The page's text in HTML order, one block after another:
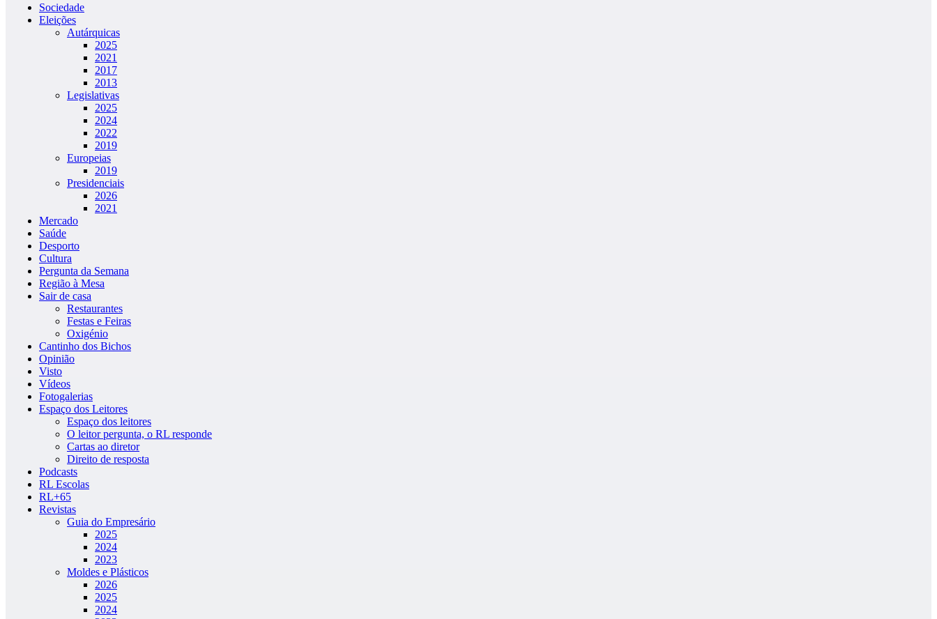
Sociedade
Eleições
Autárquicas
2025
2021
2017
2013
Legislativas
2025
2024
2022
2019
Europeias
2019
Presidenciais
2026
2021
Mercado
Saúde
Desporto
Cultura
Pergunta da Semana
Região à Mesa
Sair de casa
Restaurantes
Festas e Feiras
Oxigénio
Cantinho dos Bichos
Opinião
Visto
Vídeos
Fotogalerias
Espaço dos Leitores
Espaço dos leitores
O leitor pergunta, o RL responde
Cartas ao diretor
Direito de resposta
Podcasts
RL Escolas
RL+65
Revistas
Guia do Empresário
2025
2024
2023
Moldes e Plásticos
2026
2025
2024